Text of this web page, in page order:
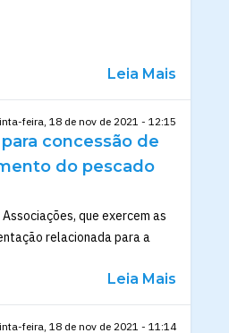
Leia Mais
feira, 18 de nov de 2021 - 12:15
concessão de
do pescado
que exercem as
relacionada para a
Leia Mais
feira, 18 de nov de 2021 - 11:14